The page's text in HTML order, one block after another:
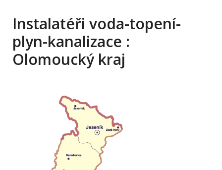
Instalatéři voda-topení-
plyn-kanalizace :
Olomoucký kraj